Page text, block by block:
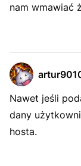
nam wmawiać
Nawet jeśli
dany
hosta.